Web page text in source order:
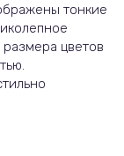
тонкие
цветов